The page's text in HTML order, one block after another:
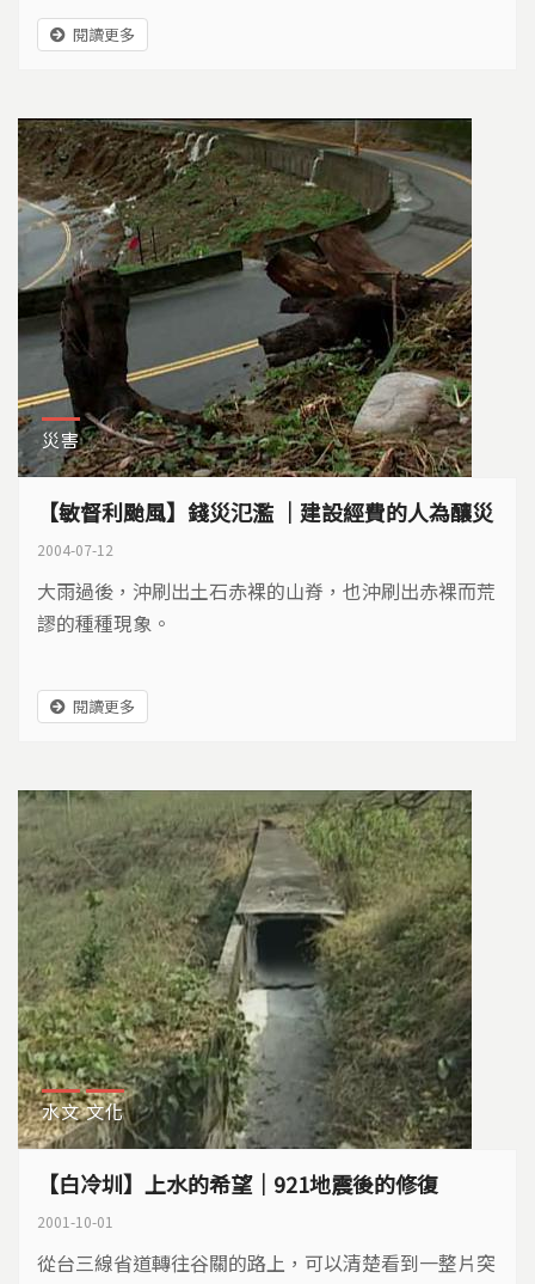
抗議，農民的辛酸誰能體會，兩甲多的稻田，一年只賺
個十幾萬，農民的收入比外勞還不如。加入WTO之
已經無法維持生計，面對開放的市場競爭，農民如何提
昇自己的競爭力。
閱讀更多
災害
【敏督利颱風】錢災氾濫 ｜建設經費的人為釀災
2004-07-12
大雨過後，沖刷出土石赤裸的山脊，也沖刷出赤裸而荒
謬的種種現象。
閱讀更多
水文 文化
【白冷圳】上水的希望｜921地震後的修復
2001-10-01
從台三線省道轉往谷關的路上，可以清楚看到一整片突